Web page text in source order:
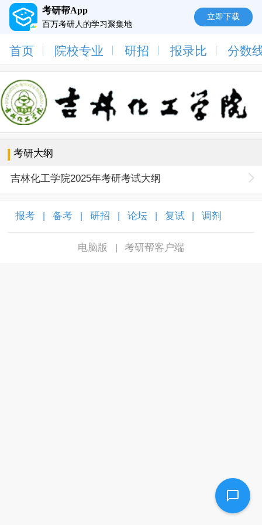
考研帮App
百万考研人的学习聚集地
立即下载
首页 院校专业 研招 报录比 分数
考研大纲
吉林化工学院2025年考研考试大纲
报考 备考 研招 论坛 复试 调剂
电脑版 考研帮客户端